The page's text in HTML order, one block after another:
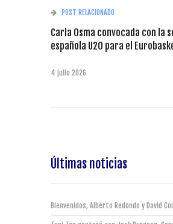
POST RELACIONADO
Carla Osma convocada con la
española U20 para el
4 julio 2026
Últimas noticias
Bienvenidos, Alberto Redondo y David